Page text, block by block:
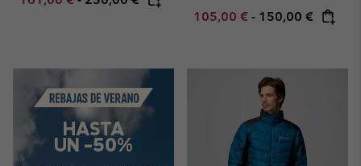
Minimum sale price:
105,00 € - Maximum price:
150,00 €
Summer Sale
HASTA
UN -50%